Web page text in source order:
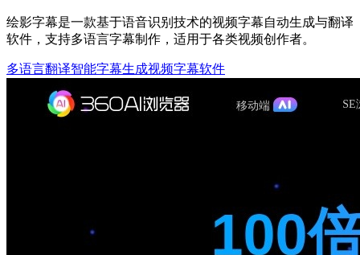
绘影字幕是一款基于语音识别技术的视频字幕自动生成与翻译
软件，支持多语言字幕制作，适用于各类视频创作者。
多语言翻译智能字幕生成视频字幕软件